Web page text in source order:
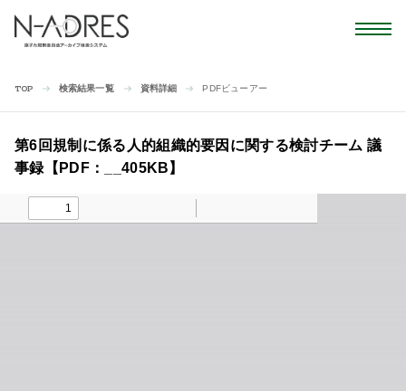
TOP 検索結果一覧 資料詳細 PDFビューアー
第6回規制に係る人的組織的要因に関する検討チーム 議
事録【PDF：__405KB】